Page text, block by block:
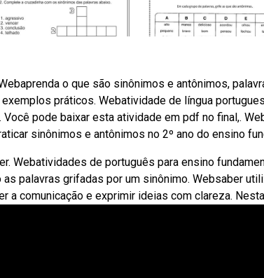
o que são sinônimos e antônimos,
práticos. Webatividade de língua
Você pode baixar esta atividade em pdf no final,.
sinônimos e antônimos no 2º ano do ensino
Webatividades de português para ensino
palavras grifadas por um sinônimo. Websaber
a comunicação e exprimir ideias com clareza.